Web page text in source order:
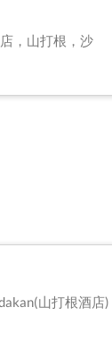
，山打根，沙
山打根酒店)